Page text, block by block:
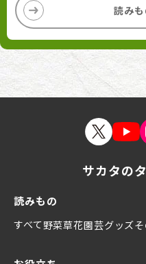
読み
サカタの
読みもの
すべて野菜草花園芸グッズ